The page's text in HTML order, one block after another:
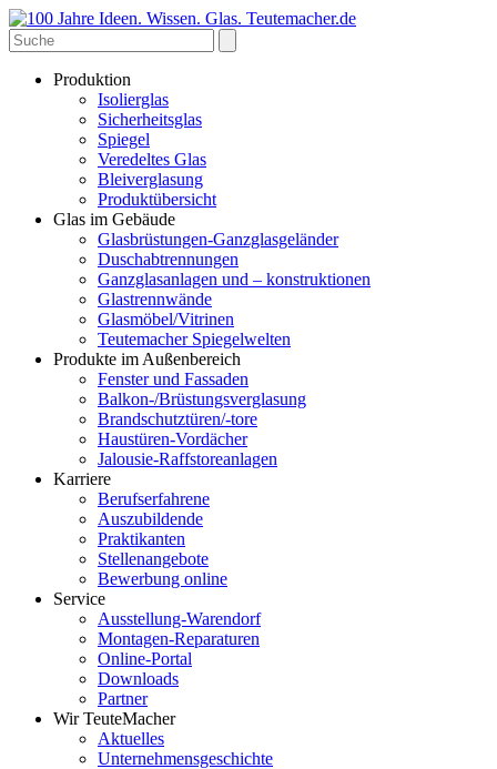
Produktion
Isolierglas
Sicherheitsglas
Spiegel
Veredeltes Glas
Bleiverglasung
Produktübersicht
Glas im Gebäude
Glasbrüstungen-Ganzglasgeländer
Duschabtrennungen
Ganzglasanlagen und – konstruktionen
Glastrennwände
Glasmöbel/Vitrinen
Teutemacher Spiegelwelten
Produkte im Außenbereich
Fenster und Fassaden
Balkon-/Brüstungsverglasung
Brandschutztüren/-tore
Haustüren-Vordächer
Jalousie-Raffstoreanlagen
Karriere
Berufserfahrene
Auszubildende
Praktikanten
Stellenangebote
Bewerbung online
Service
Ausstellung-Warendorf
Montagen-Reparaturen
Online-Portal
Downloads
Partner
Wir TeuteMacher
Aktuelles
Unternehmensgeschichte